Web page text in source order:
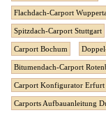
Flachdach-Carport
Spitzdach-Carport Stuttgart
Carport Bochum
Bitumendach-Carport
Carport Konfigurator Erfurt
Carports Aufbauanleitung